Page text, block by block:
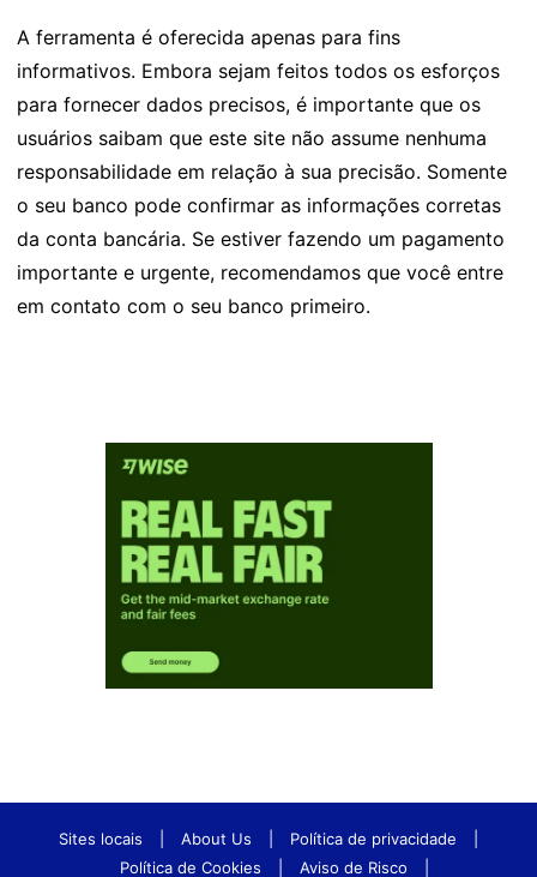
A ferramenta é oferecida apenas para fins
informativos. Embora sejam feitos todos os esforços
para fornecer dados precisos, é importante que os
usuários saibam que este site não assume nenhuma
responsabilidade em relação à sua precisão. Somente
o seu banco pode confirmar as informações corretas
da conta bancária. Se estiver fazendo um pagamento
importante e urgente, recomendamos que você entre
em contato com o seu banco primeiro.
Sites locais About Us Política de privacidade
Política de Cookies
Aviso de Risco